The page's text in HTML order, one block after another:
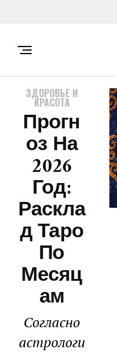
ЗДОРОВЬЕ И
КРАСОТА
Прогн
Оз На
2026
Год:
Раскла
Д Таро
По
Месяц
Ам
Согласно
астрологи